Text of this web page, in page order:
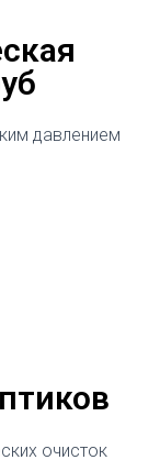
давлением
очисток